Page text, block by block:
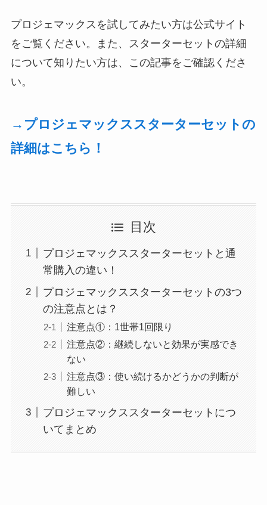
プロジェマックスを試してみたい方は公式サイト
をご覧ください。また、スターターセットの詳細
について知りたい方は、この記事をご確認くださ
い。
→プロジェマックススターターセットの
詳細はこちら！
目次
プロジェマックススターターセットと通
常購入の違い！
プロジェマックススターターセットの3つ
の注意点とは？
注意点①：1世帯1回限り
注意点②：継続しないと効果が実感でき
ない
注意点③：使い続けるかどうかの判断が
難しい
プロジェマックススターターセットにつ
いてまとめ